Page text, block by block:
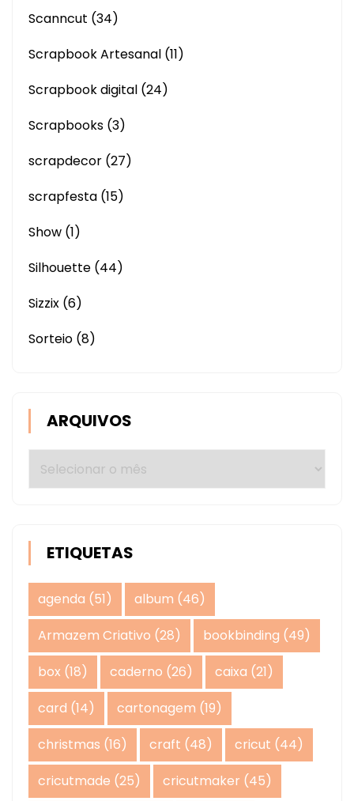
Scanncut (34)
Scrapbook Artesanal (11)
Scrapbook digital (24)
Scrapbooks (3)
scrapdecor (27)
scrapfesta (15)
Show (1)
Silhouette (44)
Sizzix (6)
Sorteio (8)
ARQUIVOS
Arquivos
ETIQUETAS
agenda (51) album (46)
Armazem Criativo (28) bookbinding (49)
box (18) caderno (26) caixa (21)
card (14) cartonagem (19)
christmas (16) craft (48) cricut (44)
cricutmade (25) cricutmaker (45)